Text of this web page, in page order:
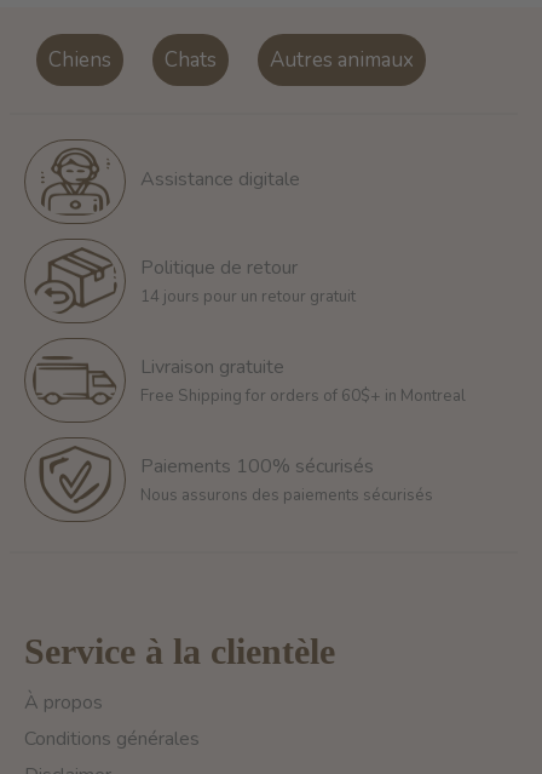
Chiens Chats Autres animaux
Assistance digitale
Politique de retour
14 jours pour un retour gratuit
Livraison gratuite
Free Shipping for orders of 60$+ in Montreal
Paiements 100% sécurisés
Nous assurons des paiements sécurisés
Service à la clientèle
À propos
Conditions générales